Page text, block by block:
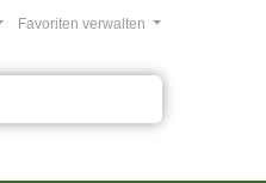
Favoriten verwalten